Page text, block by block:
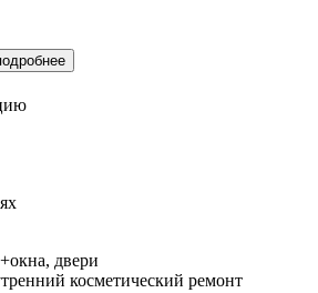
двери
косметический ремонт